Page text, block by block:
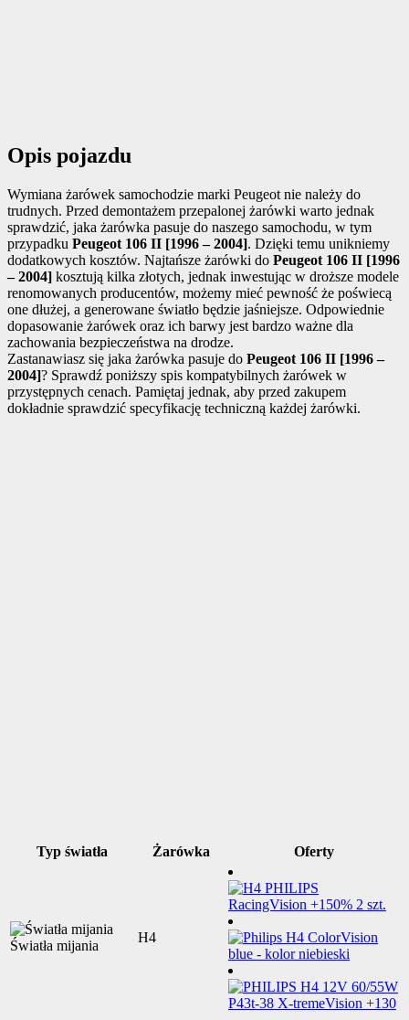
Opis pojazdu
Wymiana żarówek samochodzie marki Peugeot nie należy do
trudnych. Przed demontażem przepalonej żarówki warto jednak
sprawdzić, jaka żarówka pasuje do naszego samochodu, w tym
przypadku Peugeot 106 II [1996 – 2004]. Dzięki temu unikniemy
dodatkowych kosztów. Najtańsze żarówki do Peugeot 106 II [1996
– 2004] kosztują kilka złotych, jednak inwestując w droższe modele
renomowanych producentów, możemy mieć pewność że poświecą
one dłużej, a generowane światło będzie jaśniejsze. Odpowiednie
dopasowanie żarówek oraz ich barwy jest bardzo ważne dla
zachowania bezpieczeństwa na drodze.
Zastanawiasz się jaka żarówka pasuje do Peugeot 106 II [1996 –
2004]? Sprawdź poniższy spis kompatybilnych żarówek w
przystępnych cenach. Pamiętaj jednak, aby przed zakupem
dokładnie sprawdzić specyfikację techniczną każdej żarówki.
Typ światła Żarówka Oferty
Światła mijania
H4